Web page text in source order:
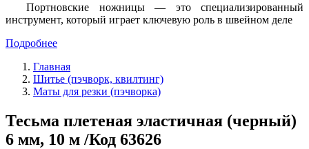
Портновские ножницы — это специализированный
инструмент, который играет ключевую роль в швейном деле
Подробнее
Главная
Шитье (пэчворк, квилтинг)
Маты для резки (пэчворка)
Тесьма плетеная эластичная (черный)
6 мм, 10 м /Код 63626